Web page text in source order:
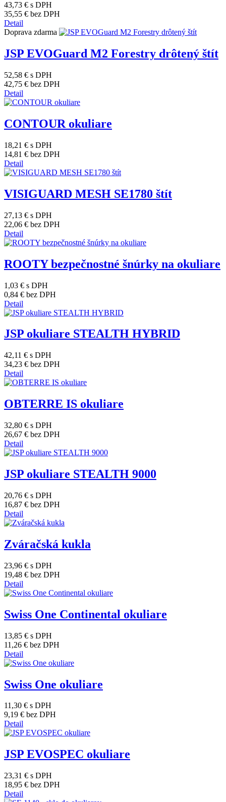
43,73 € s DPH
35,55 € bez DPH
Detail
Doprava zdarma
JSP EVOGuard M2 Forestry drôtený štít
52,58 € s DPH
42,75 € bez DPH
Detail
CONTOUR okuliare
18,21 € s DPH
14,81 € bez DPH
Detail
VISIGUARD MESH SE1780 štít
27,13 € s DPH
22,06 € bez DPH
Detail
ROOTY bezpečnostné šnúrky na okuliare
1,03 € s DPH
0,84 € bez DPH
Detail
JSP okuliare STEALTH HYBRID
42,11 € s DPH
34,23 € bez DPH
Detail
OBTERRE IS okuliare
32,80 € s DPH
26,67 € bez DPH
Detail
JSP okuliare STEALTH 9000
20,76 € s DPH
16,87 € bez DPH
Detail
Zváračská kukla
23,96 € s DPH
19,48 € bez DPH
Detail
Swiss One Continental okuliare
13,85 € s DPH
11,26 € bez DPH
Detail
Swiss One okuliare
11,30 € s DPH
9,19 € bez DPH
Detail
JSP EVOSPEC okuliare
23,31 € s DPH
18,95 € bez DPH
Detail